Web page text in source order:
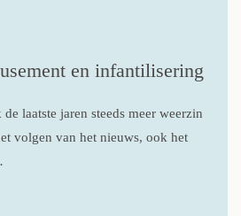
en infantilisering
laatste jaren steeds meer weerzin
volgen van het nieuws, ook het